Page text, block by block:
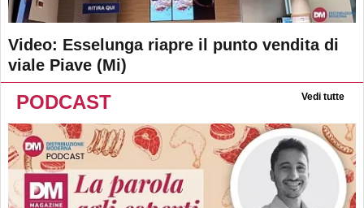
Video: Esselunga riapre il punto vendita di
viale Piave (Mi)
PODCAST Vedi tutte